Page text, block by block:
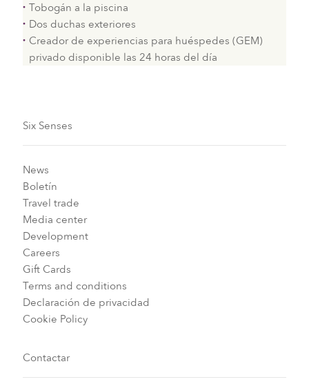
Tobogán a la piscina
Dos duchas exteriores
Creador de experiencias para huéspedes (GEM)
privado disponible las 24 horas del día
Six Senses
News
Boletín
Travel trade
Media center
Development
Careers
Gift Cards
Terms and conditions
Declaración de privacidad
Cookie Policy
Contactar